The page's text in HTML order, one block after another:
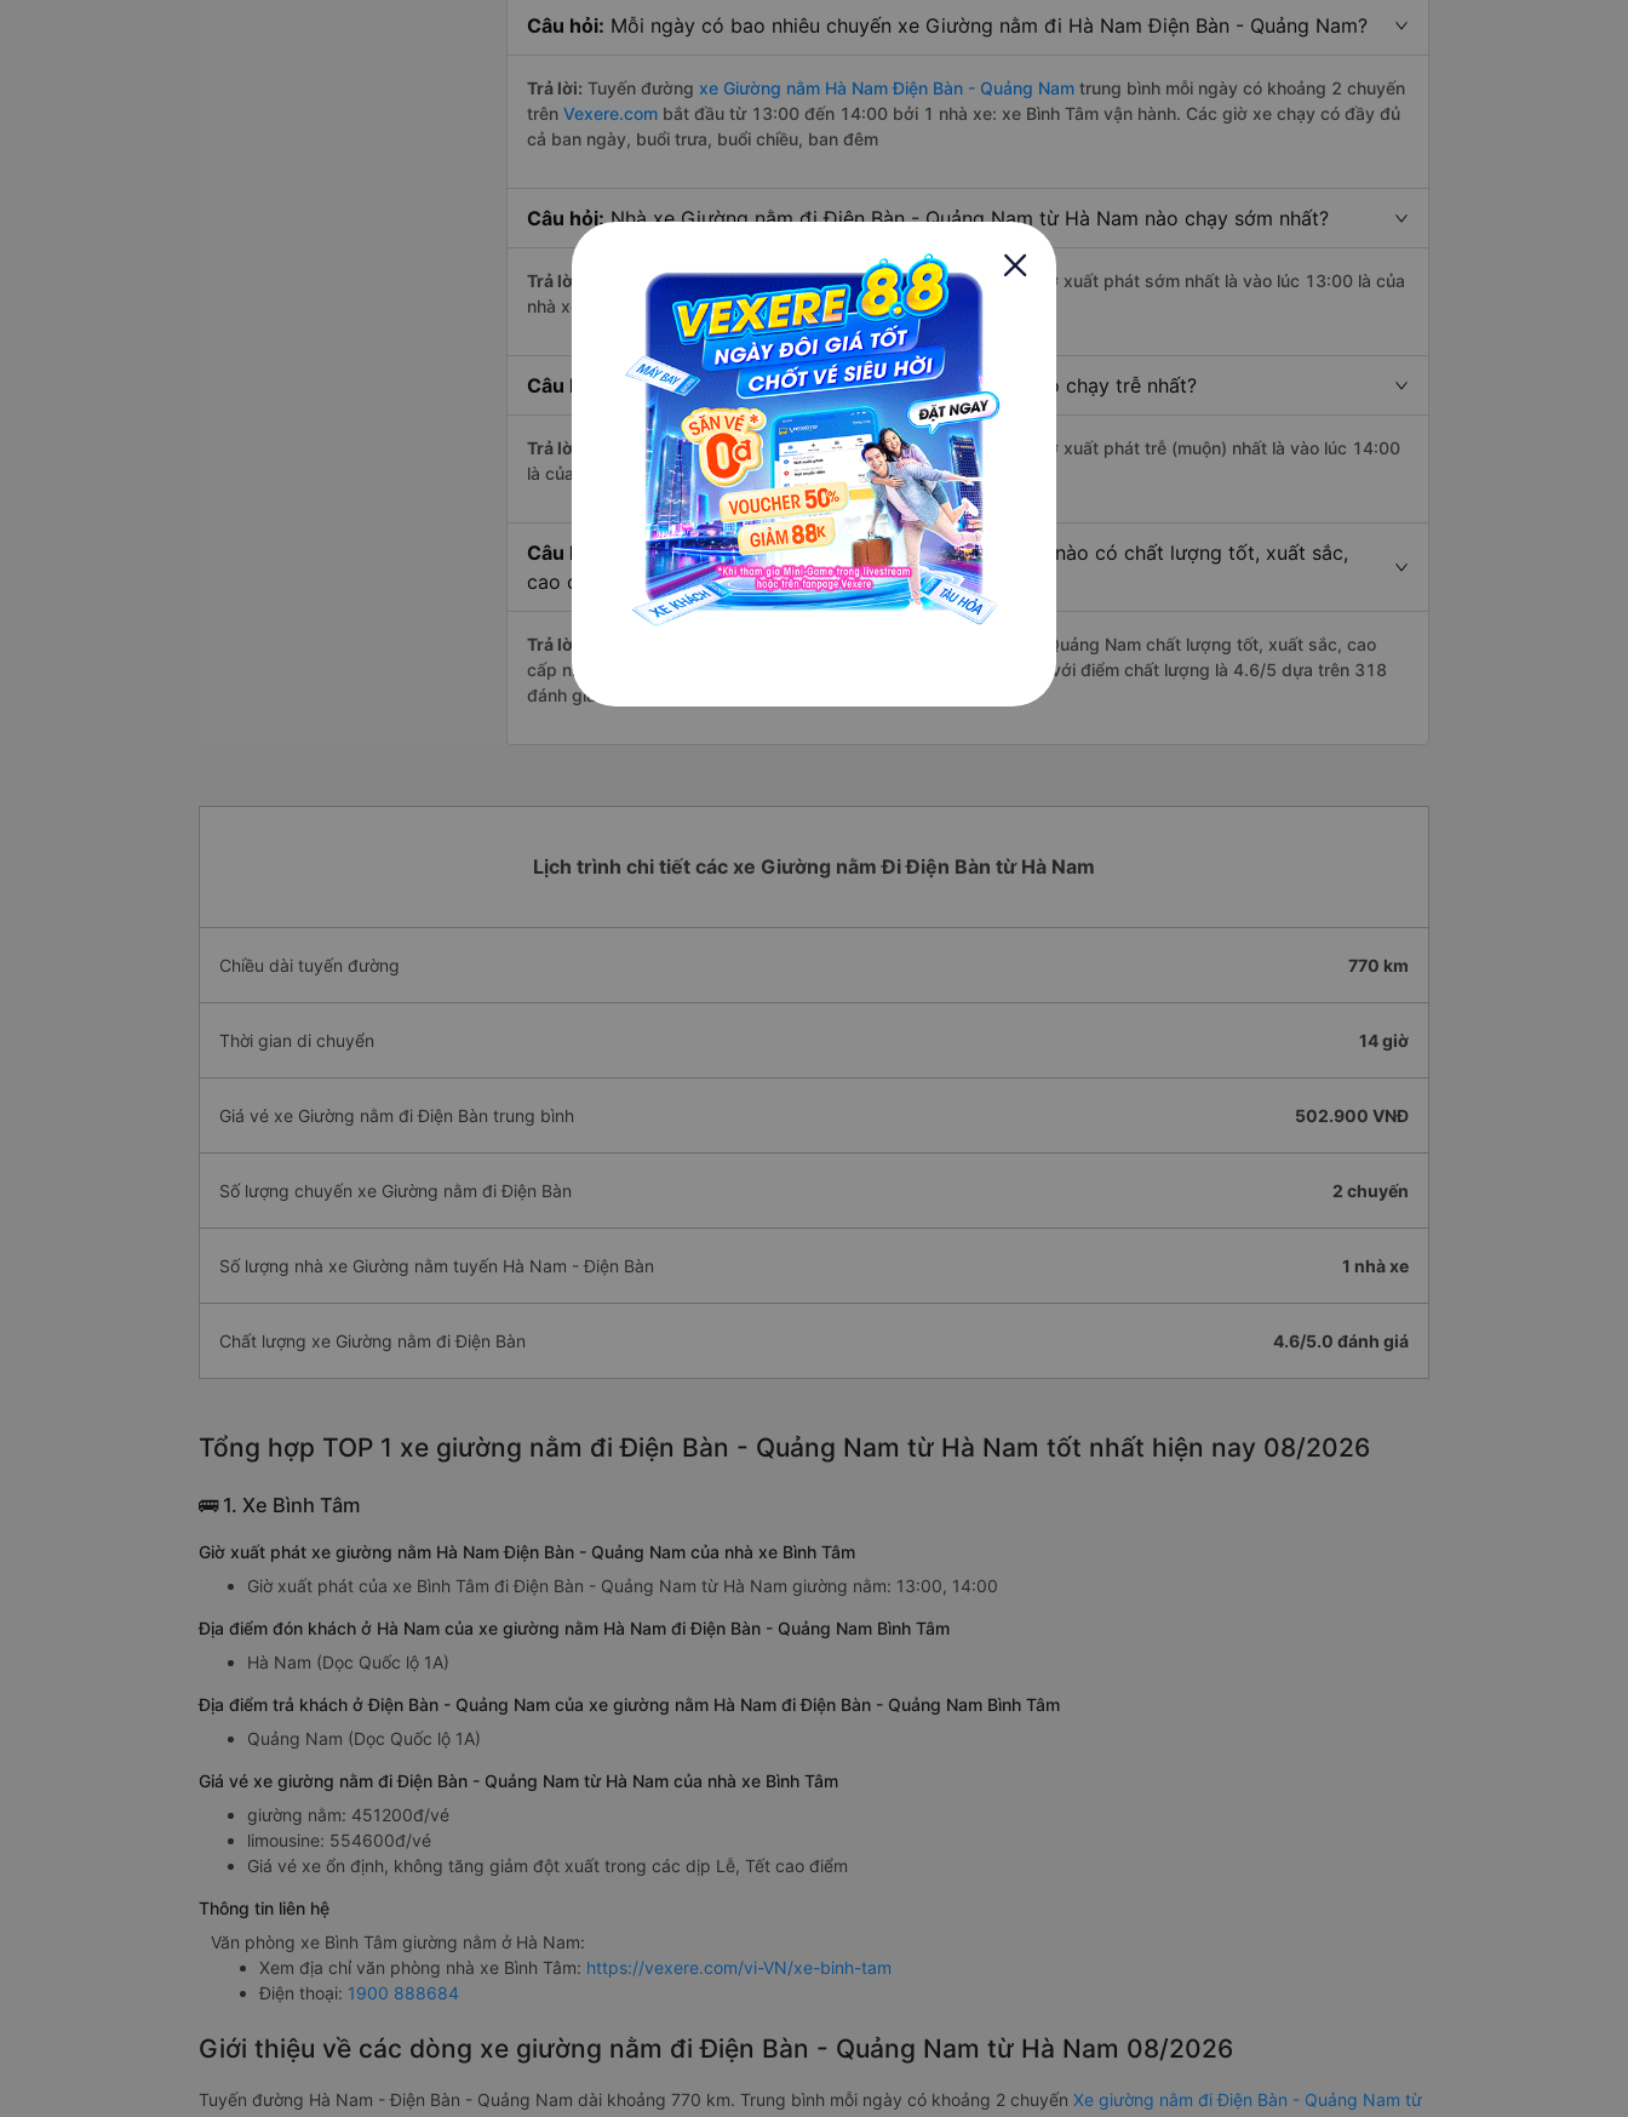
Câu hỏi: Mỗi ngày có bao nhiêu chuyến xe Giường nằm đi Hà Nam Điện Bàn - Quảng Nam?
Trả lời: Tuyến đường xe Giường nằm Hà Nam Điện Bàn - Quảng Nam trung bình mỗi ngày có khoảng 2 chuyến
trên Vexere.com bắt đầu từ 13:00 đến 14:00 bởi 1 nhà xe: xe Bình Tâm vận hành. Các giờ xe chạy có đầy đủ
cả ban ngày, buổi trưa, buổi chiều, ban đêm
Câu hỏi:Nhà xe Giường nằm đi Điện Bàn - Quảng Nam từ Hà Nam nào chạy sớm nhất?
Trả lời: ChuyếnGiường nằm Hà Nam Điện Bàn - Quảng Nam có giờ xuất phát sớm nhất là vào lúc 13:00 là của
nhà xe Bình Tâm.
Câu hỏi: Nhà xe đi Điện Bàn - Quảng Nam từ Hà Nam nào chạy trễ nhất?
Trả lời: ChuyếnGiường nằm Hà Nam Điện Bàn - Quảng Nam
có giờ xuất phát trễ (muộn) nhất là vào lúc 14:00
là của nhà xe Bình Tâm.
Câu hỏi:
Review xe đi Điện Bàn - Quảng Nam từ Hà Nam nào có chất lượng tốt, xuất sắc,
cao cấp nhất?
Trả lời:
Những hãng có loại xe Giường nằm đi Hà Nam Điện Bàn - Quảng Nam chất lượng tốt, xuất sắc, cao
cấp nhất là nhà xe Bình Tâm đi Điện Bàn - Quảng Nam từ Hà Nam với điểm chất lượng là 4.6/5 dựa trên 318
đánh giá của khách hàng).
Lịch trình chi tiết các xe Giường nằm Đi Điện Bàn từ Hà Nam
Chiều dài tuyến đường 770 km
Thời gian di chuyển 14 giờ
Giá vé xe Giường nằm đi Điện Bàn trung bình 502.900 VNĐ
Số lượng chuyến xe Giường nằm đi Điện Bàn 2 chuyến
Số lượng nhà xe Giường nằm tuyến Hà Nam - Điện Bàn 1 nhà xe
Chất lượng xe Giường nằm đi Điện Bàn 4.6/5.0 đánh giá
Tổng hợp TOP 1 xe giường nằm đi Điện Bàn - Quảng Nam từ Hà Nam tốt nhất hiện nay 08/2026
🚌 1. Xe Bình Tâm
Giờ xuất phát xe giường nằm Hà Nam Điện Bàn - Quảng Nam của nhà xe Bình Tâm
Giờ xuất phát của xe Bình Tâm đi Điện Bàn - Quảng Nam từ Hà Nam giường nằm: 13:00, 14:00
Địa điểm đón khách ở Hà Nam của xe giường nằm Hà Nam đi Điện Bàn - Quảng Nam Bình Tâm
Hà Nam (Dọc Quốc lộ 1A)
Địa điểm trả khách ở Điện Bàn - Quảng Nam của xe giường nằm Hà Nam đi Điện Bàn - Quảng Nam Bình Tâm
Quảng Nam (Dọc Quốc lộ 1A)
Giá vé xe giường nằm đi Điện Bàn - Quảng Nam từ Hà Nam của nhà xe Bình Tâm
giường nằm: 451200đ/vé
limousine: 554600đ/vé
Giá vé xe ổn định, không tăng giảm đột xuất trong các dịp Lễ, Tết cao điểm
Thông tin liên hệ
Văn phòng xe Bình Tâm giường nằm ở Hà Nam:
Xem địa chỉ văn phòng nhà xe Bình Tâm: https://vexere.com/vi-VN/xe-binh-tam
Điện thoại: 1900 888684
Giới thiệu về các dòng xe giường nằm đi Điện Bàn - Quảng Nam từ Hà Nam 08/2026
Tuyến đường Hà Nam - Điện Bàn - Quảng Nam dài khoảng 770 km. Trung bình mỗi ngày có khoảng 2 chuyến Xe giường nằm đi Điện Bàn - Quảng Nam từ